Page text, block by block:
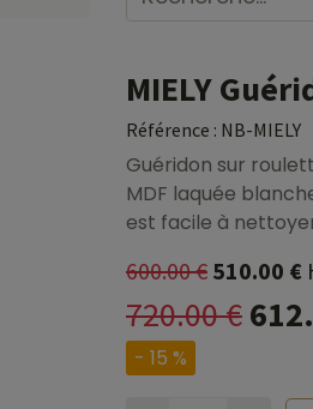
MIELY
Référence : NB-MIELY
Guéridon sur
MDF laquée
est facile à
600.00€ 510.00 €
720.00€
- 15 %